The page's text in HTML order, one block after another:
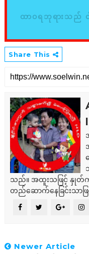
ထာဝရဘုရားသည်
Share This
သည်။ အထူးသဖြင့် နှုတ်
တည်ဆောက်နေခြင်းသာ
Newer Article